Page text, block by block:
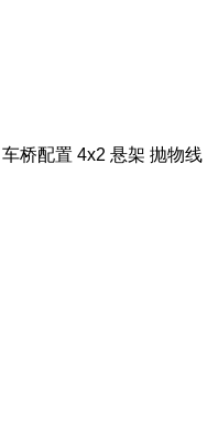
车桥配置 4x2 悬架 抛物线